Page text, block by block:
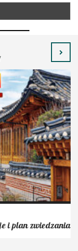
i plan zwiedzania